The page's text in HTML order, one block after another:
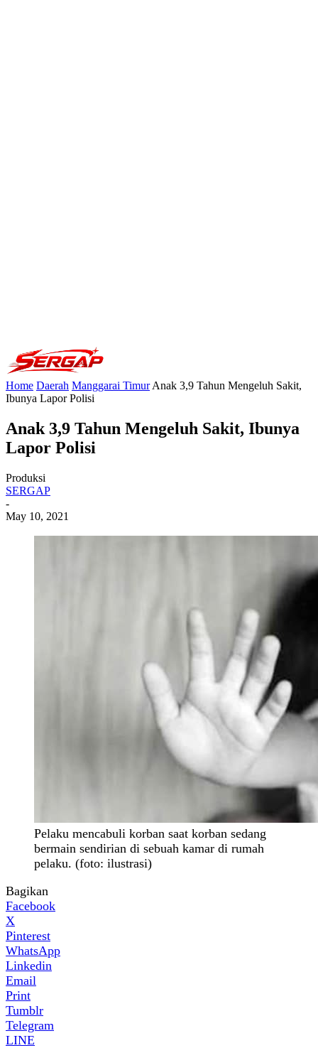
Home Daerah Manggarai Timur Anak 3,9 Tahun Mengeluh Sakit,
Ibunya Lapor Polisi
Anak 3,9 Tahun Mengeluh Sakit, Ibunya
Lapor Polisi
Produksi
SERGAP
-
May 10, 2021
Pelaku mencabuli korban saat korban sedang
bermain sendirian di sebuah kamar di rumah
pelaku. (foto: ilustrasi)
Bagikan
Facebook
X
Pinterest
WhatsApp
Linkedin
Email
Print
Tumblr
Telegram
LINE